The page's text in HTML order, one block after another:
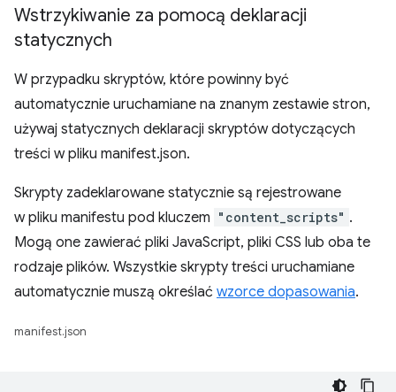
Wstrzykiwanie za pomocą deklaracji
statycznych
W przypadku skryptów, które powinny być
automatycznie uruchamiane na znanym zestawie stron,
używaj statycznych deklaracji skryptów dotyczących
treści w pliku manifest.json.
Skrypty zadeklarowane statycznie są rejestrowane
w pliku manifestu pod kluczem "content_scripts" .
Mogą one zawierać pliki JavaScript, pliki CSS lub oba te
rodzaje plików. Wszystkie skrypty treści uruchamiane
automatycznie muszą określać wzorce dopasowania.
manifest.json